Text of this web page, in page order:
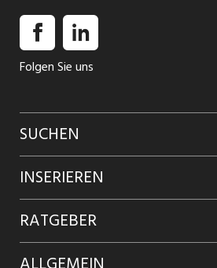
Folgen Sie uns
SUCHEN
Jobs suchen
Jobabo
Firmen entdecken
INSERIEREN
Kundenlogin
Inserieren
RATGEBER
Glossar